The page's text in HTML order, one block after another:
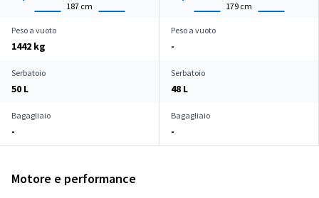
187 cm 179 cm
Peso a vuoto
1442 kg
Peso a vuoto
-
Serbatoio
50 L
Serbatoio
48 L
Bagagliaio
-
Bagagliaio
-
Motore e performance